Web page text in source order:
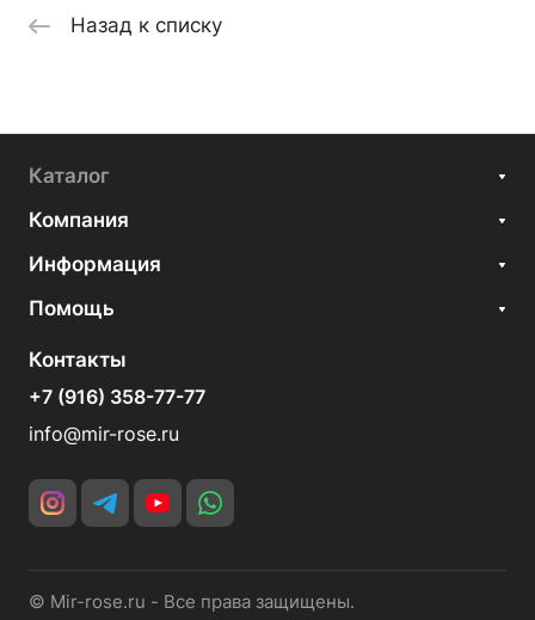
Назад к списку
Каталог
Компания
Информация
Помощь
Контакты
+7 (916) 358-77-77
info@mir-rose.ru
© Mir-rose.ru - Все права защищены.